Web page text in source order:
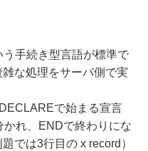
手続き型言語が標準で
な処理をサーバ側で実
で始まる宣言
れ、ENDで終わりにな
では3行目の x record）